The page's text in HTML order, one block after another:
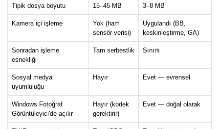
Tipik dosya boyutu 15–45 MB 3–8 MB
Kamera içi işleme
Yok (ham
sensör verisi)
Uygulandı (BB,
keskinleştirme, GA)
Sonradan işleme
esnekliği
Tam serbestlik Sınırlı
Sosyal medya
uyumluluğu
Hayır Evet — evrensel
Windows Fotoğraf
Görüntüleyici'de açılır
Hayır (kodek
gerektirir)
Evet — doğal olarak